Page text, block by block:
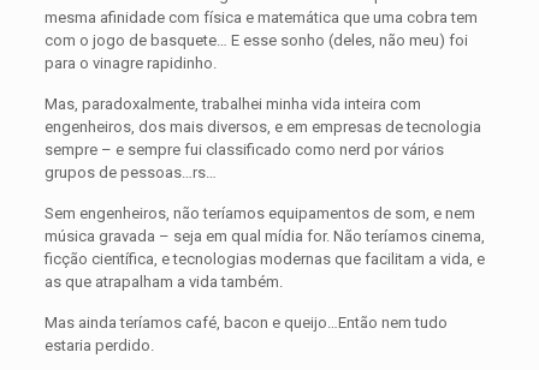
mesma afinidade com física e matemática que uma cobra tem
com o jogo de basquete… E esse sonho (deles, não meu) foi
para o vinagre rapidinho.
Mas, paradoxalmente, trabalhei minha vida inteira com
engenheiros, dos mais diversos, e em empresas de tecnologia
sempre – e sempre fui classificado como nerd por vários
grupos de pessoas…rs…
Sem engenheiros, não teríamos equipamentos de som, e nem
música gravada – seja em qual mídia for. Não teríamos cinema,
ficção científica, e tecnologias modernas que facilitam a vida, e
as que atrapalham a vida também.
Mas ainda teríamos café, bacon e queijo…Então nem tudo
estaria perdido.